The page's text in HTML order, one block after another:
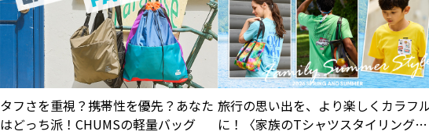
タフさを重視？携帯性を優先？あなた
はどっち派！CHUMSの軽量バッグ
旅行の思い出を、より楽しくカラフ
に！〈家族のTシャツスタイリング特